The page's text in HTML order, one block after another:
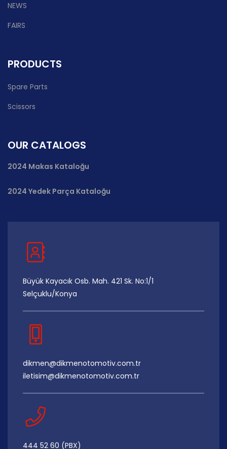
NEWS
FAIRS
PRODUCTS
Spare Parts
Scissors
OUR CATALOGS
2024 Makas Kataloğu
2024 Yedek Parça Kataloğu
Büyük Kayacık Osb. Mah. 421 Sk. No:1/1
Selçuklu/Konya
dikmen@dikmenotomotiv.com.tr
iletisim@dikmenotomotiv.com.tr
444 52 60 (PBX)